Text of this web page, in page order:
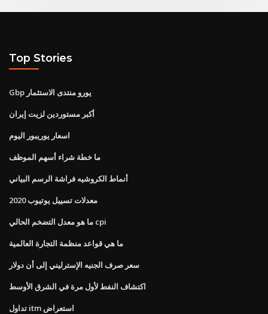
Top Stories
Gbp يورو منتدى الاستثمار
أكبر مستوردين لزيت إيران
اسعار يوريبور اليوم
ما خطة شراء أسهم الموظف
أنماط الكروشيه فراشة الرسم البياني
معدلات تسييل يوتيوب 2020
ما هو معدل التضخم الحالي cpi
ما هي قواعد منظمة التجارة العالمية
سعر صرف الجنيه الإسترليني إلى أن دولار
اكتشاف النفط لأول مرة في الشرق الأوسط
تداول itm استعراض